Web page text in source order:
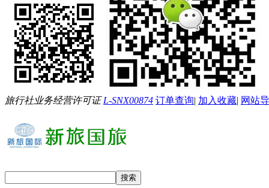
旅行社业务经营许可证L-SNX00874 订单查询| 加入收藏| 网站